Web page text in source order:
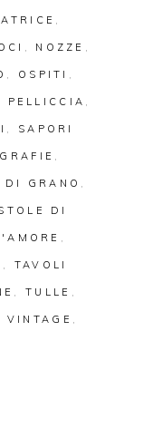
,
, NOZZE ,
, OSPITI ,
PELLICCIA ,
, SAPORI
,
DI GRANO ,
DI
,
, TAVOLI
,TULLE ,
VINTAGE ,